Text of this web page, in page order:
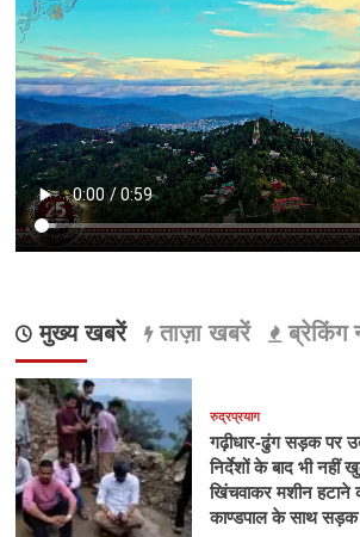
मुख्य खबरें ताज़ा खबरें ब्रेकिंग
रुद्रप्रयाग
गढ़ीधार-ढुंग सड़क पर
निर्देशों के बाद भी नहीं
खिंचवाकर मशीन हटाने
काण्डपाल के साथ सड़क